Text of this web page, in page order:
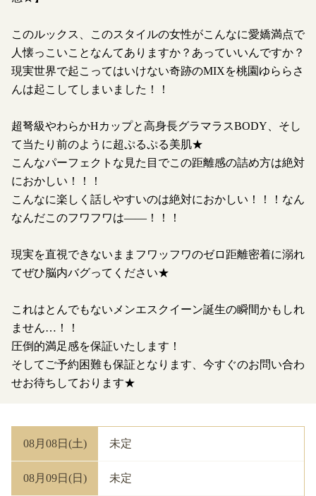
このルックス、このスタイルの女性がこんなに愛嬌満点で
人懐っこいことなんてありますか？あっていいんですか？
現実世界で起こってはいけない奇跡のMIXを桃園ゆららさ
んは起こしてしまいました！！
超弩級やわらかHカップと高身長グラマラスBODY、そし
て当たり前のように超ぷるぷる美肌★
こんなパーフェクトな見た目でこの距離感の詰め方は絶対
におかしい！！！
こんなに楽しく話しやすいのは絶対におかしい！！！なん
なんだこのフワフワは――！！！
現実を直視できないままフワッフワのゼロ距離密着に溺れ
てぜひ脳内バグってください★
これはとんでもないメンエスクイーン誕生の瞬間かもしれ
ません…！！
圧倒的満足感を保証いたします！
そしてご予約困難も保証となります、今すぐのお問い合わ
せお待ちしております★
08月08日(土) 未定
08月09日(日) 未定